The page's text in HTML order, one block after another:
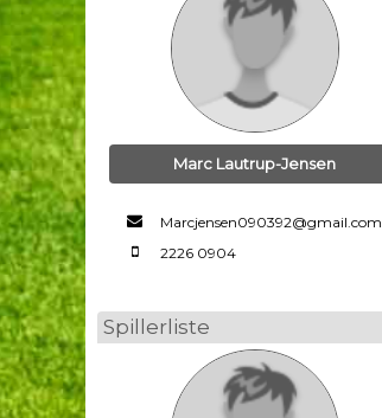
Marc Lautrup-Jensen
Marcjensen090392@gmail.com
2226 0904
Spillerliste